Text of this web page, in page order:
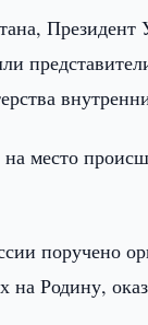
Президент
место
поручено
на Родину,